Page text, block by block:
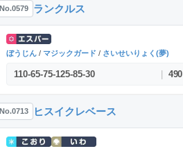
No.0579 ランクルス
ぼうじん / マジックガード / さいせいりょく(夢)
110-65-75-125-85-30 490
No.0713 ヒスイクレベース